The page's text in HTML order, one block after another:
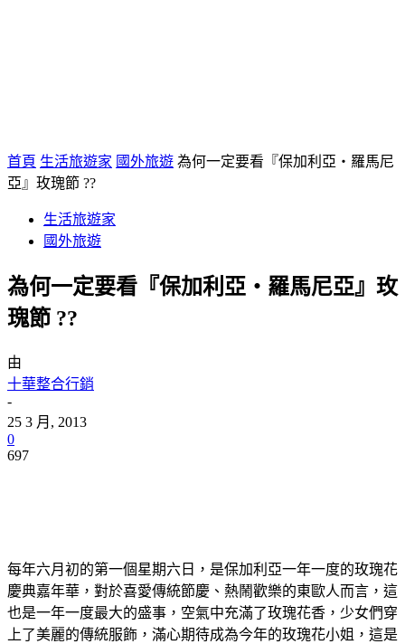
首頁 生活旅遊家 國外旅遊 為何一定要看『保加利亞‧羅馬尼
亞』玫瑰節 ??
生活旅遊家
國外旅遊
為何一定要看『保加利亞‧羅馬尼亞』玫
瑰節 ??
由
十華整合行銷
-
25 3 月, 2013
0
697
每年六月初的第一個星期六日，是保加利亞一年一度的玫瑰花
慶典嘉年華，對於喜愛傳統節慶、熱鬧歡樂的東歐人而言，這
也是一年一度最大的盛事，空氣中充滿了玫瑰花香，少女們穿
上了美麗的傳統服飾，滿心期待成為今年的玫瑰花小姐，這是